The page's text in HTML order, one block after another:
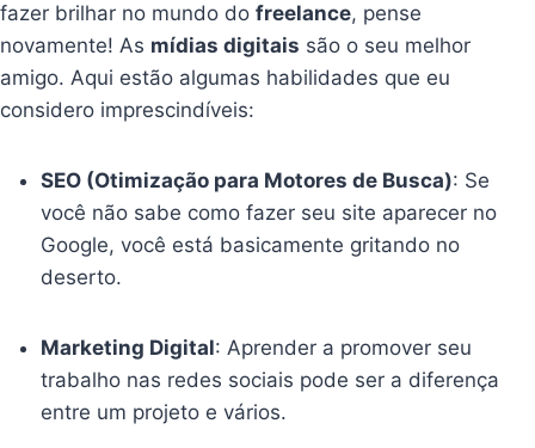
fazer brilhar no mundo dofreelance, pense
novamente! As mídias digitais são o seu melhor
amigo. Aqui estão algumas habilidades que eu
considero imprescindíveis:
SEO (Otimização para Motores de Busca): Se
você não sabe como fazer seu site aparecer no
Google, você está basicamente gritando no
deserto.
Marketing Digital: Aprender a promover seu
trabalho nas redes sociais pode ser a diferença
entre um projeto e vários.